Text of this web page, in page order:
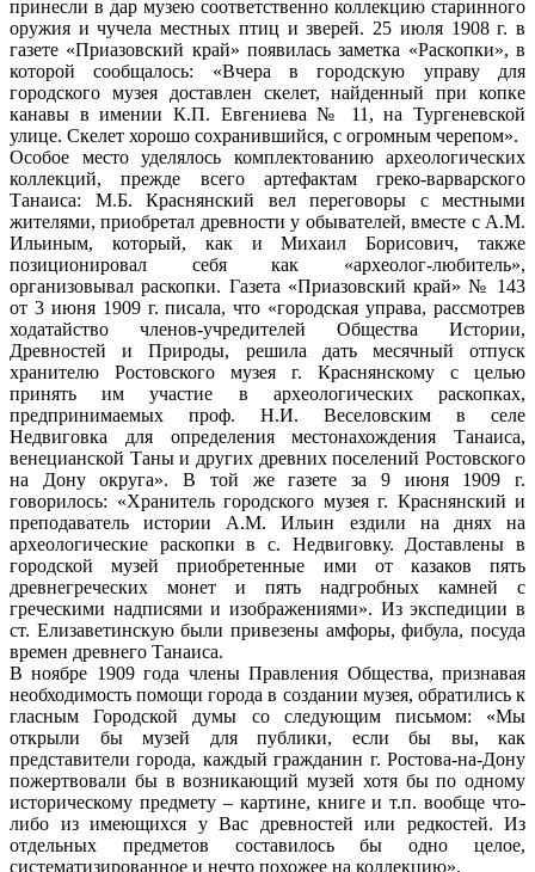
принесли в дар музею соответственно коллекцию старинного
оружия и чучела местных птиц и зверей. 25 июля 1908 г. в
газете «Приазовский край» появилась заметка «Раскопки», в
которой сообщалось: «Вчера в городскую управу для
городского музея доставлен скелет, найденный при копке
канавы в имении К.П. Евгениева № 11, на Тургеневской
улице. Скелет хорошо сохранившийся, с огромным черепом».
Особое место уделялось комплектованию археологических
коллекций, прежде всего артефактам греко-варварского
Танаиса: М.Б. Краснянский вел переговоры с местными
жителями, приобретал древности у обывателей, вместе с А.М.
Ильиным, который, как и Михаил Борисович, также
позиционировал себя как «археолог-любитель»,
организовывал раскопки. Газета «Приазовский край» № 143
от 3 июня 1909 г. писала, что «городская управа, рассмотрев
ходатайство членов-учредителей Общества Истории,
Древностей и Природы, решила дать месячный отпуск
хранителю Ростовского музея г. Краснянскому с целью
принять им участие в археологических раскопках,
предпринимаемых проф. Н.И. Веселовским в селе
Недвиговка для определения местонахождения Танаиса,
венецианской Таны и других древних поселений Ростовского
на Дону округа». В той же газете за 9 июня 1909 г.
говорилось: «Хранитель городского музея г. Краснянский и
преподаватель истории А.М. Ильин ездили на днях на
археологические раскопки в с. Недвиговку. Доставлены в
городской музей приобретенные ими от казаков пять
древнегреческих монет и пять надгробных камней с
греческими надписями и изображениями». Из экспедиции в
ст. Елизаветинскую были привезены амфоры, фибула, посуда
времен древнего Танаиса.
В ноябре 1909 года члены Правления Общества, признавая
необходимость помощи города в создании музея, обратились к
гласным Городской думы со следующим письмом: «Мы
открыли бы музей для публики, если бы вы, как
представители города, каждый гражданин г. Ростова-на-Дону
пожертвовали бы в возникающий музей хотя бы по одному
историческому предмету – картине, книге и т.п. вообще что-
либо из имеющихся у Вас древностей или редкостей. Из
отдельных предметов составилось бы одно целое,
систематизированное и нечто похожее на коллекцию».